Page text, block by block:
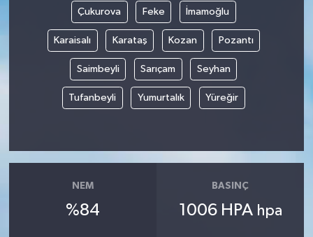
Çukurova Feke İmamoğlu
Karaisalı Karataş Kozan Pozantı
Saimbeyli Sarıçam Seyhan
Tufanbeyli Yumurtalık Yüreğir
NEM
%84
BASINÇ
1006 HPA hpa